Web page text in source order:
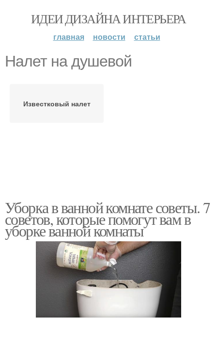
ИДЕИ ДИЗАЙНА ИНТЕРЬЕРА
главная новости статьи
Налет на душевой
Известковый налет
Уборка в ванной комнате советы. 7
советов, которые помогут вам в
уборке ванной комнаты